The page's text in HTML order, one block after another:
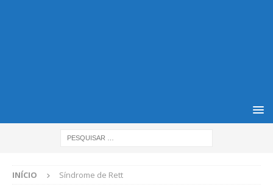
INÍCIO Síndrome de Rett